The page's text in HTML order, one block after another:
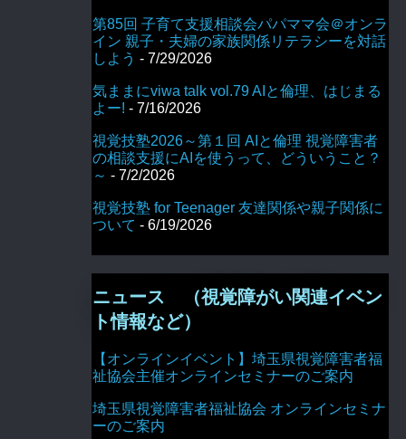
第85回 子育て支援相談会パパママ会＠オンラ
イン 親子・夫婦の家族関係リテラシーを対話
しよう - 7/29/2026
気ままにviwa talk vol.79 AIと倫理、はじまる
よー! - 7/16/2026
視覚技塾2026～第１回 AIと倫理 視覚障害者
の相談支援にAIを使うって、どういうこと？
～ - 7/2/2026
視覚技塾 for Teenager 友達関係や親子関係に
ついて - 6/19/2026
ニュース （視覚障がい関連イベン
ト情報など）
【オンラインイベント】埼玉県視覚障害者福
祉協会主催オンラインセミナーのご案内
埼玉県視覚障害者福祉協会 オンラインセミナ
ーのご案内